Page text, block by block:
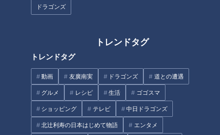
ドラゴンズ
トレンドタグ
トレンドタグ
動画 友廣南実 ドラゴンズ 道との遭遇
グルメ レシピ 生活 ゴゴスマ
ショッピング テレビ 中日ドラゴンズ
北辻利寿の日本はじめて物語 エンタメ
塩分過多になる意外な落とし穴
いつもの食事に使えるスゴ技減塩術（1）お味噌半分で絶品
味噌汁
いつもの食事に使えるスゴ技減塩術（2）下味の塩をカット
しても味は変わらない
いつもの食事に使えるスゴ技減塩術（3）塩分が1／10！？
調味料の付け方
減塩が血圧に及ぼす影響は？